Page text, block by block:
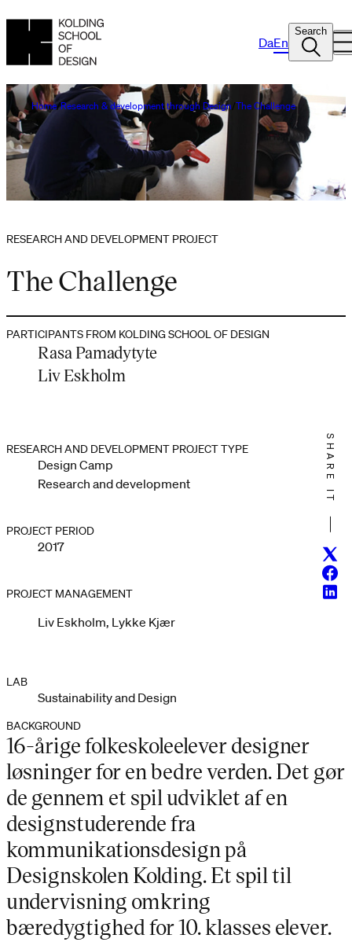
DaEn
Search
Home Research & development through Design The Challenge
RESEARCH AND DEVELOPMENT PROJECT
The Challenge
PARTICIPANTS FROM KOLDING SCHOOL OF DESIGN
Rasa Pamadytyte
Liv Eskholm
RESEARCH AND DEVELOPMENT PROJECT TYPE
Design Camp
Research and development
PROJECT PERIOD
2017
PROJECT MANAGEMENT
Liv Eskholm, Lykke Kjær
LAB
Sustainability and Design
SHARE IT
BACKGROUND
16-årige folkeskoleelever designer
løsninger for en bedre verden. Det gør
de gennem et spil udviklet af en
designstuderende fra
kommunikationsdesign på
Designskolen Kolding. Et spil til
undervisning omkring
bæredygtighed for 10. klasses elever.